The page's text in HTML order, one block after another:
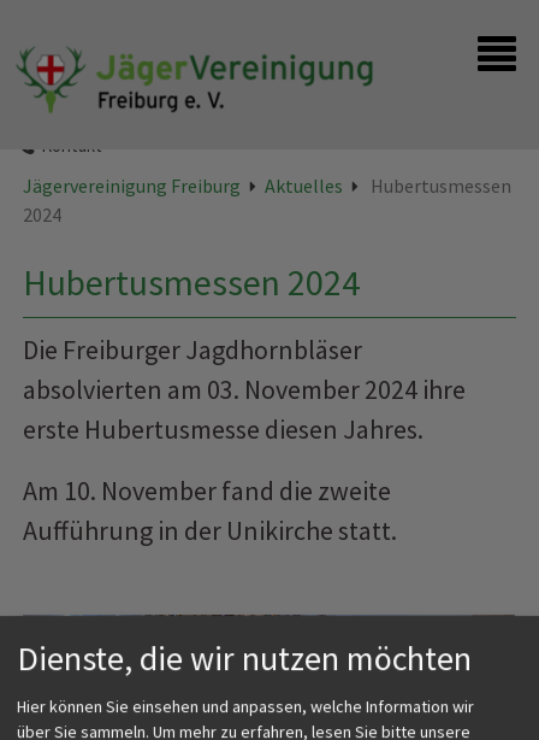
Startseite
Instagram
Kontakt
Jägervereinigung Freiburg Aktuelles
Hubertusmessen
2024
Hubertusmessen 2024
Die Freiburger Jagdhornbläser
absolvierten am 03. November 2024 ihre
erste Hubertusmesse diesen Jahres.
Am 10. November fand die zweite
Aufführung in der Unikirche statt.
Dienste, die wir nutzen möchten
Hier können Sie einsehen und anpassen, welche Information wir
über Sie sammeln. Um mehr zu erfahren, lesen Sie bitte unsere